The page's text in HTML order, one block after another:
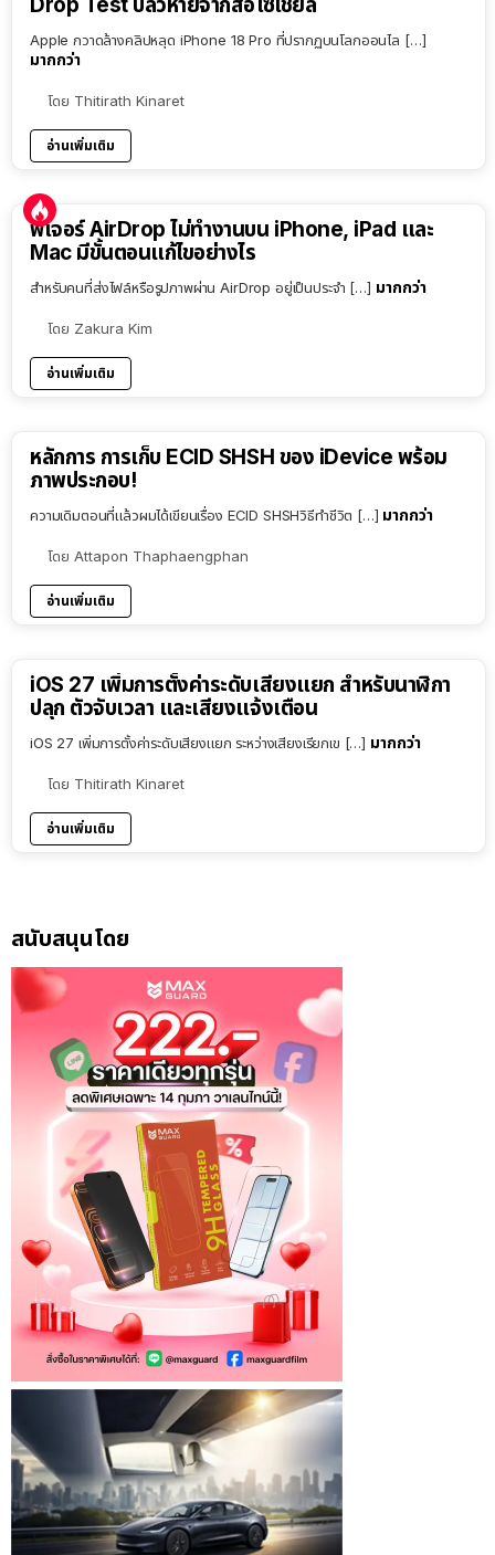
Apple กวาดล้างคลิปหลุด iPhone 18 Pro ที่ปรากฏบนโลกออนไล […]
มากกว่า
โดย Thitirath Kinaret
อ่านเพิ่มเติม
ฟีเจอร์ AirDrop ไม่ทำงานบน iPhone, iPad และ
Mac มีขั้นตอนแก้ไขอย่างไร
สำหรับคนที่ส่งไฟล์หรือรูปภาพผ่าน AirDrop อยู่เป็นประจำ […] มากกว่า
โดย Zakura Kim
อ่านเพิ่มเติม
หลักการ การเก็บ ECID SHSH ของ iDevice พร้อม
ภาพประกอบ!
ความเดิมตอนที่แล้วผมได้เขียนเรื่อง ECID SHSHวิธีทำชีวิต […] มากกว่า
โดย Attapon Thaphaengphan
อ่านเพิ่มเติม
iOS 27 เพิ่มการตั้งค่าระดับเสียงแยก สำหรับนาฬิกา
ปลุก ตัวจับเวลา และเสียงแจ้งเตือน
iOS 27 เพิ่มการตั้งค่าระดับเสียงแยก ระหว่างเสียงเรียกเข […] มากกว่า
โดย Thitirath Kinaret
อ่านเพิ่มเติม
สนับสนุนโดย